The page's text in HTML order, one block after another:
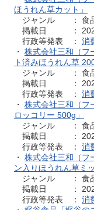
ほうれん草カット」
ジャンル ： 食
掲載日 ：
行政等発表 ： 消
・ 株式会社三和（フ
ト済みほうれん草
ジャンル ： 食
掲載日 ：
行政等発表 ： 消
・ 株式会社三和（フ
ロッコリー 500g」
ジャンル ： 食
掲載日 ：
行政等発表 ： 消
・ 株式会社三和（フ
ン入りほうれん草ミ
ジャンル ： 食
掲載日 ：
行政等発表 ： 消